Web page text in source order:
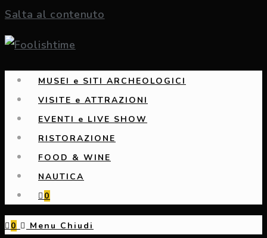
Salta al contenuto
MUSEI e SITI ARCHEOLOGICI
VISITE e ATTRAZIONI
EVENTI e LIVE SHOW
RISTORAZIONE
FOOD & WINE
NAUTICA
0
0 Menu Chiudi